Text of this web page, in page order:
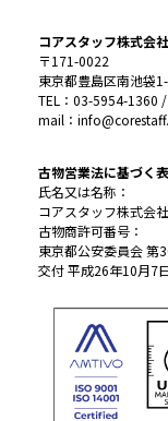
コアスタッフ株式会社
〒171-0022
東京都豊島区南池袋
TEL：03-5954-1360
mail：
古物営業法に基づく
氏名又は名称：
コアスタッフ株式会社
古物商許可番号：
東京都公安委員会 第
交付 平成26年10月7